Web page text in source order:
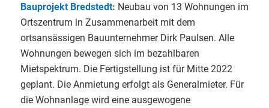
Bauprojekt Bredstedt: Neubau von 13 Wohnungen im
Ortszentrum in Zusammenarbeit mit dem
ortsansässigen Bauunternehmer Dirk Paulsen. Alle
Wohnungen bewegen sich im bezahlbaren
Mietspektrum. Die Fertigstellung ist für Mitte 2022
geplant. Die Anmietung erfolgt als Generalmieter. Für
die Wohnanlage wird eine ausgewogene